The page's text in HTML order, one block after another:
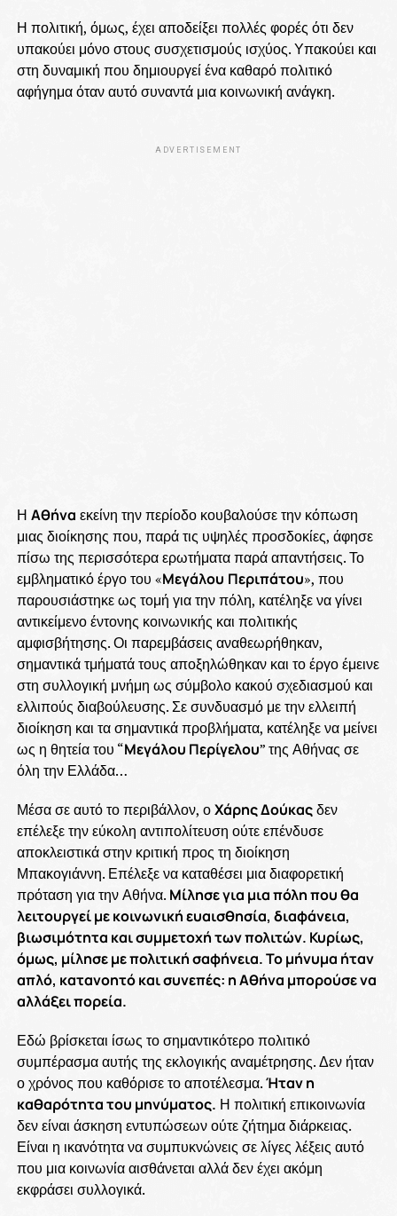
Η πολιτική, όμως, έχει αποδείξει πολλές φορές ότι δεν
υπακούει μόνο στους συσχετισμούς ισχύος. Υπακούει και
στη δυναμική που δημιουργεί ένα καθαρό πολιτικό
αφήγημα όταν αυτό συναντά μια κοινωνική ανάγκη.
ADVERTISEMENT
Η Αθήνα εκείνη την περίοδο κουβαλούσε την κόπωση
μιας διοίκησης που, παρά τις υψηλές προσδοκίες, άφησε
πίσω της περισσότερα ερωτήματα παρά απαντήσεις. Το
εμβληματικό έργο του «Μεγάλου Περιπάτου», που
παρουσιάστηκε ως τομή για την πόλη, κατέληξε να γίνει
αντικείμενο έντονης κοινωνικής και πολιτικής
αμφισβήτησης. Οι παρεμβάσεις αναθεωρήθηκαν,
σημαντικά τμήματά τους αποξηλώθηκαν και το έργο έμεινε
στη συλλογική μνήμη ως σύμβολο κακού σχεδιασμού και
ελλιπούς διαβούλευσης. Σε συνδυασμό με την ελλειπή
διοίκηση και τα σημαντικά προβλήματα, κατέληξε να μείνει
ως η θητεία του “Μεγάλου Περίγελου” της Αθήνας σε
όλη την Ελλάδα…
Μέσα σε αυτό το περιβάλλον, οΧάρης Δούκαςδεν
επέλεξε την εύκολη αντιπολίτευση ούτε επένδυσε
αποκλειστικά στην κριτική προς τη διοίκηση
Μπακογιάννη. Επέλεξε να καταθέσει μια διαφορετική
πρόταση για την Αθήνα. Μίλησε για μια πόλη που θα
λειτουργεί με κοινωνική ευαισθησία, διαφάνεια,
βιωσιμότητα και συμμετοχή των πολιτών. Κυρίως,
όμως, μίλησε με πολιτική σαφήνεια. Το μήνυμα ήταν
απλό, κατανοητό και συνεπές: η Αθήνα μπορούσε να
αλλάξει πορεία.
Εδώ βρίσκεται ίσως το σημαντικότερο πολιτικό
συμπέρασμα αυτής της εκλογικής αναμέτρησης. Δεν ήταν
ο χρόνος που καθόρισε το αποτέλεσμα.Ήταν η
καθαρότητα του μηνύματος. Η πολιτική επικοινωνία
δεν είναι άσκηση εντυπώσεων ούτε ζήτημα διάρκειας.
Είναι η ικανότητα να συμπυκνώνεις σε λίγες λέξεις αυτό
που μια κοινωνία αισθάνεται αλλά δεν έχει ακόμη
εκφράσει συλλογικά.